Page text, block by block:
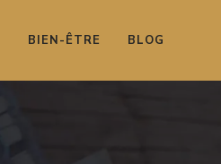
BIEN-ÊTRE BLOG